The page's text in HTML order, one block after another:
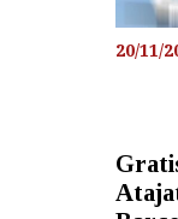
20/11/